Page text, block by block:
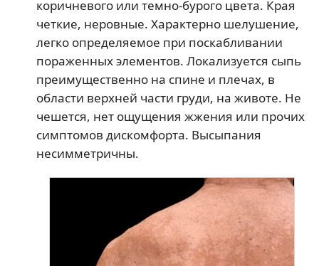
коричневого или темно-бурого цвета. Края
четкие, неровные. Характерно шелушение,
легко определяемое при поскабливании
пораженных элементов. Локализуется сыпь
преимущественно на спине и плечах, в
области верхней части груди, на животе. Не
чешется, нет ощущения жжения или прочих
симптомов дискомфорта. Высыпания
несимметричны.